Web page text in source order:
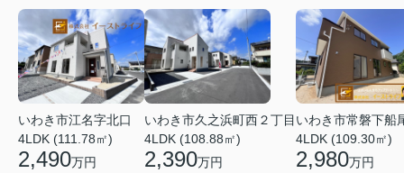
いわき市江名字北口
4LDK (111.78㎡)
2,490万円
いわき市久之浜町西２丁目
4LDK (108.88㎡)
2,390万円
いわき市常磐下船
4LDK (109.30㎡)
2,980万円